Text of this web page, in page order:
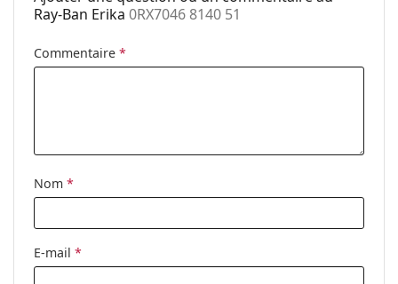
nez ajustables:
Non
ressort:
nettoyage:
Oui
Catégorie:
Lunettes de vue
Ray-Ban Erika 0RX7046 8140 51
Commentaire *
Nom *
E-mail *